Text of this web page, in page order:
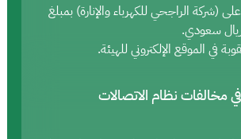
(شركة الراجحي للكهرباء والإنارة) بمبلغ
في الموقع الإلكتروني للهيئة.
مخالفات نظام الاتصالات